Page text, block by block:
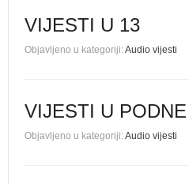
VIJESTI U 13
Objavljeno u kategoriji:Audio vijesti
VIJESTI U PODNE
Objavljeno u kategoriji:Audio vijesti